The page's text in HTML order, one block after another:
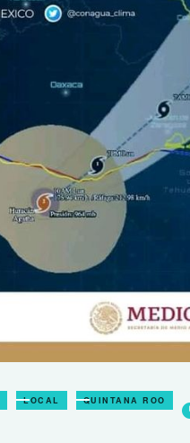
LOCAL QUINTANA ROO